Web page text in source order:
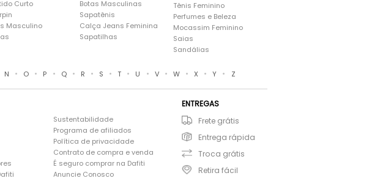
Curto
Masculino
Botas Masculinas
Sapatênis
Calça Jeans Feminina
Sapatilhas
Tênis Feminino
Perfumes e Beleza
Mocassim Feminino
Saias
Sandálias
N • O • P • Q • R • S • T • U • V • W • X • Y • Z
Sustentabilidade
Programa de afiliados
Política de privacidade
Contrato de compra e venda
É seguro comprar na Dafiti
Anuncie Conosco
ENTREGAS
Frete grátis
Entrega rápida
Troca grátis
Retira fácil